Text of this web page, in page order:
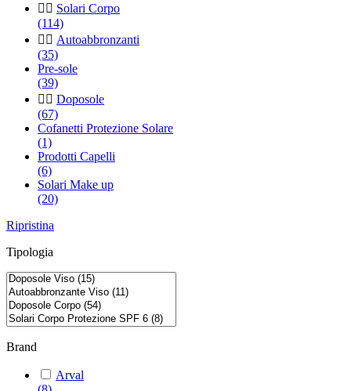
  Solari Corpo
(114)
  Autoabbronzanti
(35)
Pre-sole
(39)
  Doposole
(67)
Cofanetti Protezione Solare
(1)
Prodotti Capelli
(6)
Solari Make up
(20)
Ripristina
Tipologia
Brand
Arval